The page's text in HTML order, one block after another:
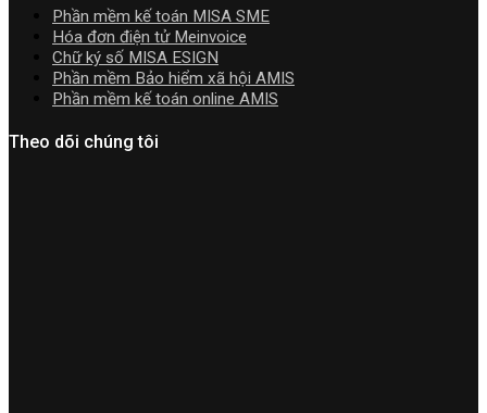
Phần mềm kế toán MISA SME
Hóa đơn điện tử Meinvoice
Chữ ký số MISA ESIGN
Phần mềm Bảo hiểm xã hội AMIS
Phần mềm kế toán online AMIS
Theo dõi chúng tôi